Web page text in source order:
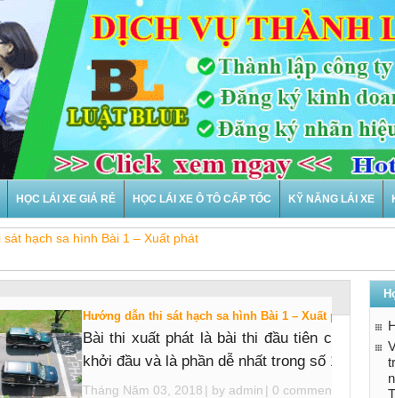
HỌC LÁI XE GIÁ RẺ HỌC LÁI XE Ô TÔ CẤP TỐC KỸ NĂNG LÁI XE
hạch sa hình Bài 1 – Xuất phát
Hướng dẫn thi sát hạch sa hình Bài 1 – Xuất phát
Bài thi xuất phát là bài thi đầu tiên của 10
khởi đầu và là phần dễ nhất trong số 10 ...
Tháng Năm 03, 2018 | by admin | 0 comments